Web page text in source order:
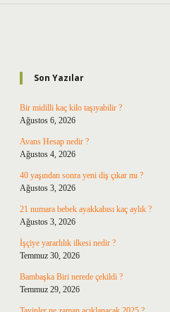
Son Yazılar
Bir midilli kaç kilo taşıyabilir ?
Ağustos 6, 2026
Avans Hesap nedir ?
Ağustos 4, 2026
40 yaşından sonra yeni diş çıkar mı ?
Ağustos 3, 2026
21 numara bebek ayakkabısı kaç aylık ?
Ağustos 3, 2026
İşçiye yararlılık ilkesi nedir ?
Temmuz 30, 2026
Bambaşka Biri nerede çekildi ?
Temmuz 29, 2026